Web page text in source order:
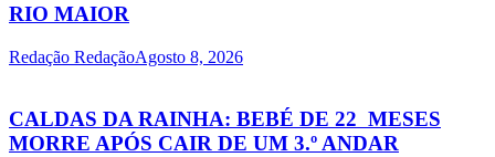
RIO MAIOR
Redação RedaçãoAgosto 8, 2026
CALDAS DA RAINHA: BEBÉ DE 22 MESES
MORRE APÓS CAIR DE UM 3.º ANDAR